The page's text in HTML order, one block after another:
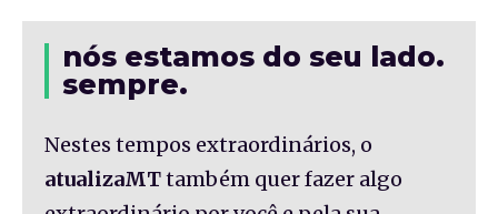
nós estamos do seu lado.
sempre.
Nestes tempos extraordinários, o
atualizaMTtambém quer fazer algo